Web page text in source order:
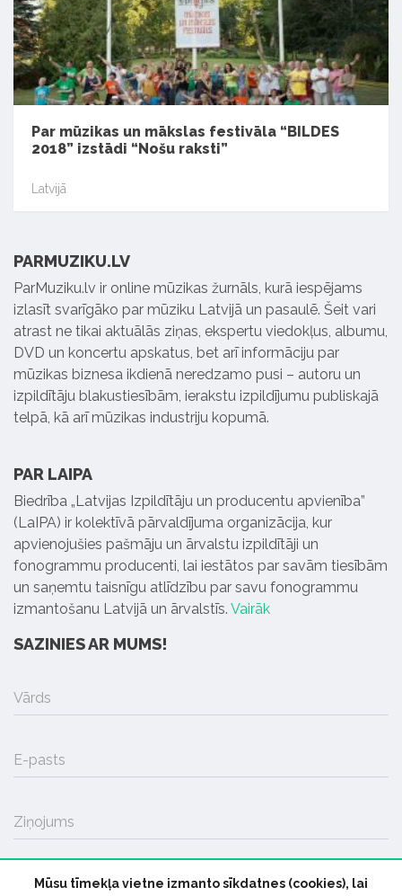
Par mūzikas un mākslas festivāla “BILDES
2018” izstādi “Nošu raksti”
Latvijā
PARMUZIKU.LV
ParMuziku.lv ir online mūzikas žurnāls, kurā iespējams
izlasīt svarīgāko par mūziku Latvijā un pasaulē. Šeit vari
atrast ne tikai aktuālās ziņas, ekspertu viedokļus, albumu,
DVD un koncertu apskatus, bet arī informāciju par
mūzikas biznesa ikdienā neredzamo pusi – autoru un
izpildītāju blakustiesībām, ierakstu izpildījumu publiskajā
telpā, kā arī mūzikas industriju kopumā.
PAR LAIPA
Biedrība „Latvijas Izpildītāju un producentu apvienība”
(LaIPA) ir kolektīvā pārvaldījuma organizācija, kur
apvienojušies pašmāju un ārvalstu izpildītāji un
fonogrammu producenti, lai iestātos par savām tiesībām
un saņemtu taisnīgu atlīdzību par savu fonogrammu
izmantošanu Latvijā un ārvalstīs. Vairāk
SAZINIES AR MUMS!
Vārds
E-pasts
Ziņojums
Mūsu tīmekļa vietne izmanto sīkdatnes (cookies), lai